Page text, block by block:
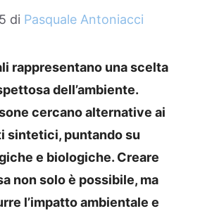
di Pasquale Antoniacci
rappresentano una scelta
dell’ambiente.
cercano alternative ai
sintetici, puntando su
e biologiche. Creare
non solo è possibile, ma
l’impatto ambientale e